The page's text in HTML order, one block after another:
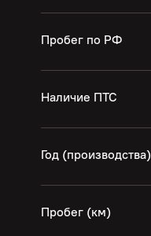
Пробег по РФ
Наличие ПТС
Год (производства)
Пробег (км)